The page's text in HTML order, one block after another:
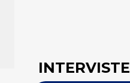
INTERVISTE